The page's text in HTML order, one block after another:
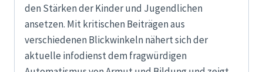
den Stärken der Kinder und Jugendlichen
ansetzen. Mit kritischen Beiträgen aus
verschiedenen Blickwinkeln nähert sich der
aktuelle infodienst dem fragwürdigen